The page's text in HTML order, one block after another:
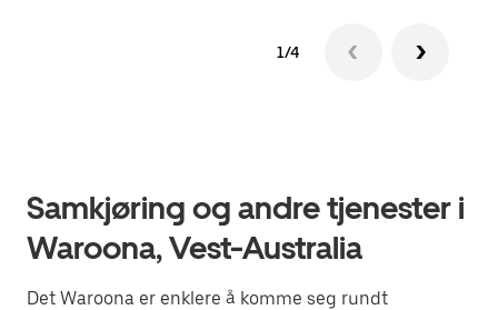
1/4
Samkjøring og andre tjenester i
Waroona, Vest-Australia
Det Waroona er enklere å komme seg rundt